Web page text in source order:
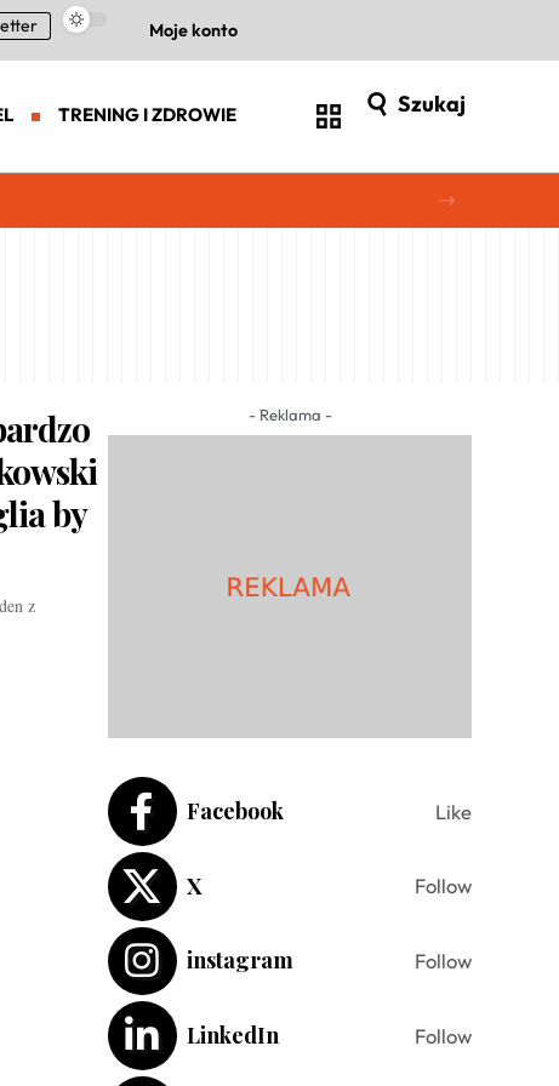
Moje konto
TRENING I ZDROWIE Szukaj
by
z
- Reklama -
Facebook Like
X Follow
instagram Follow
LinkedIn Follow